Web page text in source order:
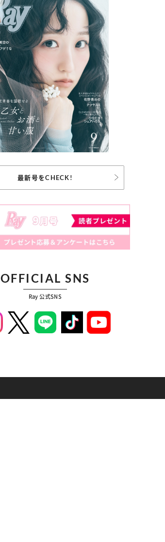
最新号をCHECK!
OFFICIAL SNS
Ray 公式SNS